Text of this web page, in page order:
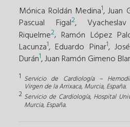
Mónica Roldán Medina1,Juan
Pascual Figal2,
Riquelme2, Ramón López
Lacunza1, Eduardo Pinar1,
Durán1,Juan Ramón Gimeno
1 Servicio de Cardiología –
Virgen de la Arrixaca, Murcia, España.
2 Servicio de Cardiología, Hospital
Murcia, España.